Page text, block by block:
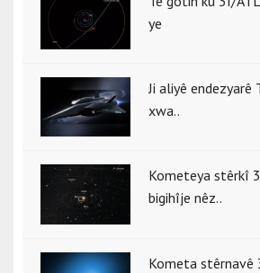
ye
Ji aliyê endezyarê
xwa..
Kometeya stêrkî
bigihîje nêz..
Kometa stêrnavê